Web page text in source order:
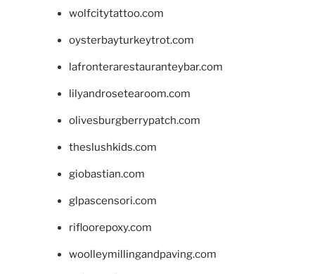
wolfcitytattoo.com
oysterbayturkeytrot.com
lafronterarestauranteybar.com
lilyandrosetearoom.com
olivesburgberrypatch.com
theslushkids.com
giobastian.com
glpascensori.com
rifloorepoxy.com
woolleymillingandpaving.com